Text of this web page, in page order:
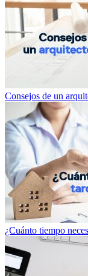
Consejos de un
¿Cuánto tiempo